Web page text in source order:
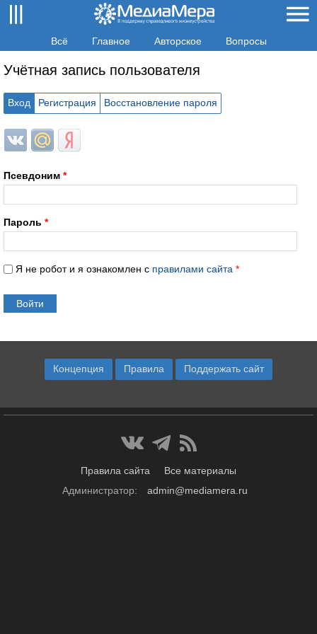
Всё Главное Авторское Вопросы
Учётная запись пользователя
Вход Регистрация Восстановление пароля
Login with ВКонтакте
Login with Mail.ru
Login with Яндекс
Псевдоним *
Пароль *
Я не робот и я ознакомлен с правилами сайта *
Концепция Правила Поддержать сайт
Правила сайта
Все материалы
Администратор:
admin@mediamera.ru